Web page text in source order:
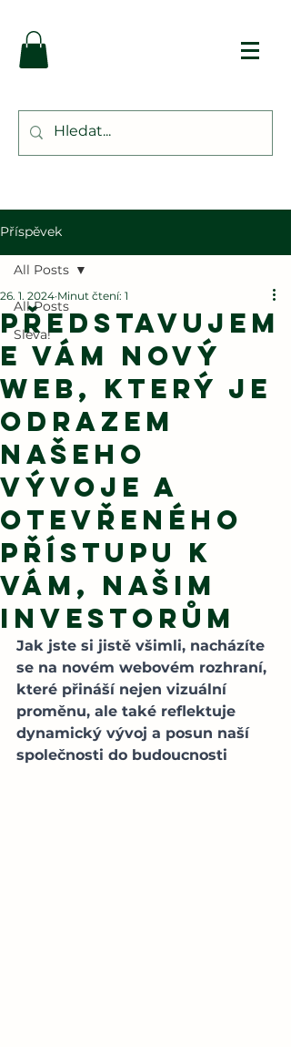
Příspěvek
All Posts
Sleva!
All Posts
Představujem
e Vám nový
web, který je
odrazem
našeho
vývoje a
otevřeného
přístupu k
Vám, našim
investorům
26. 1. 2024 Minut čtení: 1
Jak jste si jistě všimli, nacházíte
se na novém webovém rozhraní,
které přináší nejen vizuální
proměnu, ale také reflektuje
dynamický vývoj a posun naší
společnosti do budoucnosti